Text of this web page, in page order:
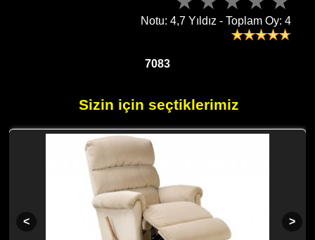
Notu: 4,7 Yıldız - Toplam Oy: 4
7083
Sizin için seçtiklerimiz